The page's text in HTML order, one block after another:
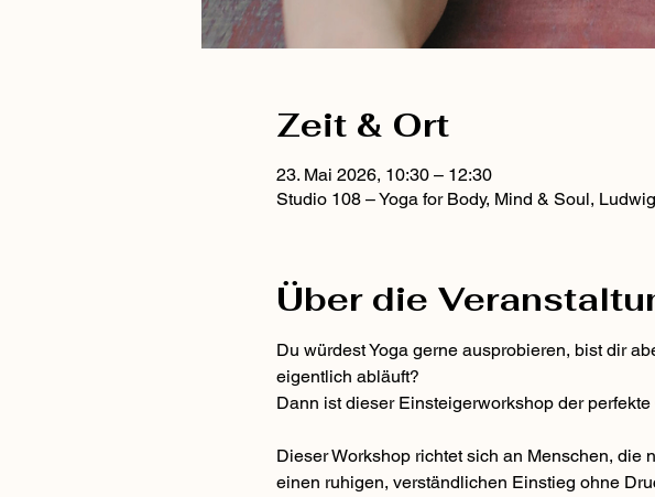
Zeit & Ort
23. Mai 2026, 10:30 – 12:30
Studio 108 – Yoga for Body, Mind & Soul,
Über die
Du würdest Yoga gerne ausprobieren, bist dir
eigentlich abläuft?
Dann ist dieser Einsteigerworkshop der
Dieser Workshop richtet sich an Menschen, die
einen ruhigen, verständlichen Einstieg ohne